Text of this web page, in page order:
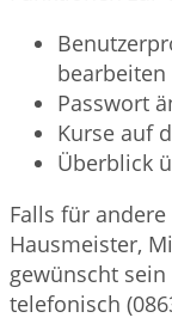
bearbeiten
Passwort
Kurse auf
Überblick
Falls für
Hausmeister,
gewünscht
telefonisch